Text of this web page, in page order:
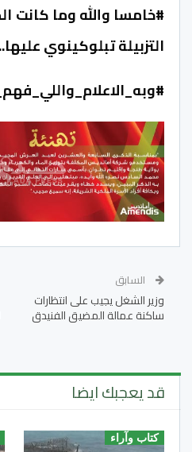
#خامسا والله وما كانت
التزبيلة تبلوكينوي
السابق
وزير الشغل يجيب على انتظارات
ساكنة عمالة المضيق الفنيدق
قد يعجبك ايضا
كتاب وآراء